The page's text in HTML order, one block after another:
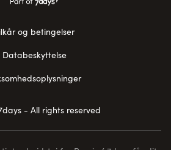
og betingelser
Databeskyttelse
- All rights reserved